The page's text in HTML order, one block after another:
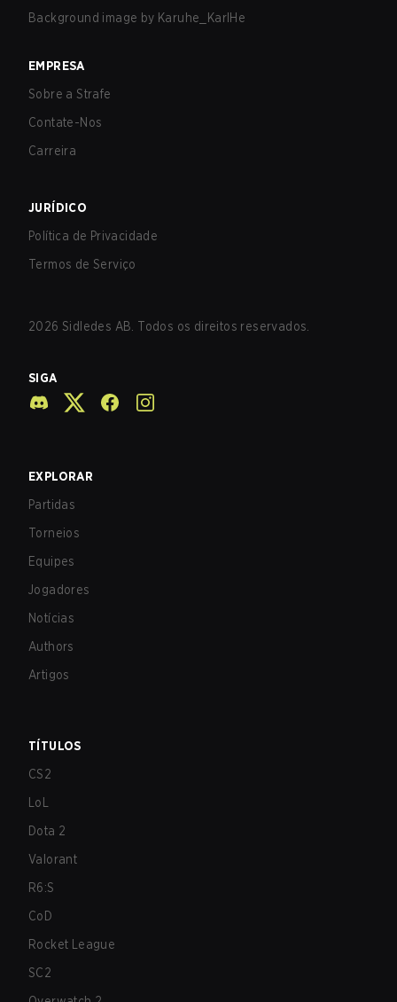
Background image by Karuhe_KarlHe
EMPRESA
Sobre a Strafe
Contate-Nos
Carreira
JURÍDICO
Política de Privacidade
Termos de Serviço
2026 Sidledes AB. Todos os direitos reservados.
SIGA
EXPLORAR
Partidas
Torneios
Equipes
Jogadores
Notícias
Authors
Artigos
TÍTULOS
CS2
LoL
Dota 2
Valorant
R6:S
CoD
Rocket League
SC2